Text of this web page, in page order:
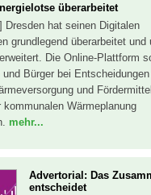
überarbeitet
Dresden hat seinen Digitalen
grundlegend überarbeitet und
Die Online-Plattform
und Bürger bei
und
kommunalen Wärmeplanung
mehr...
Advertorial: Das
entscheidet